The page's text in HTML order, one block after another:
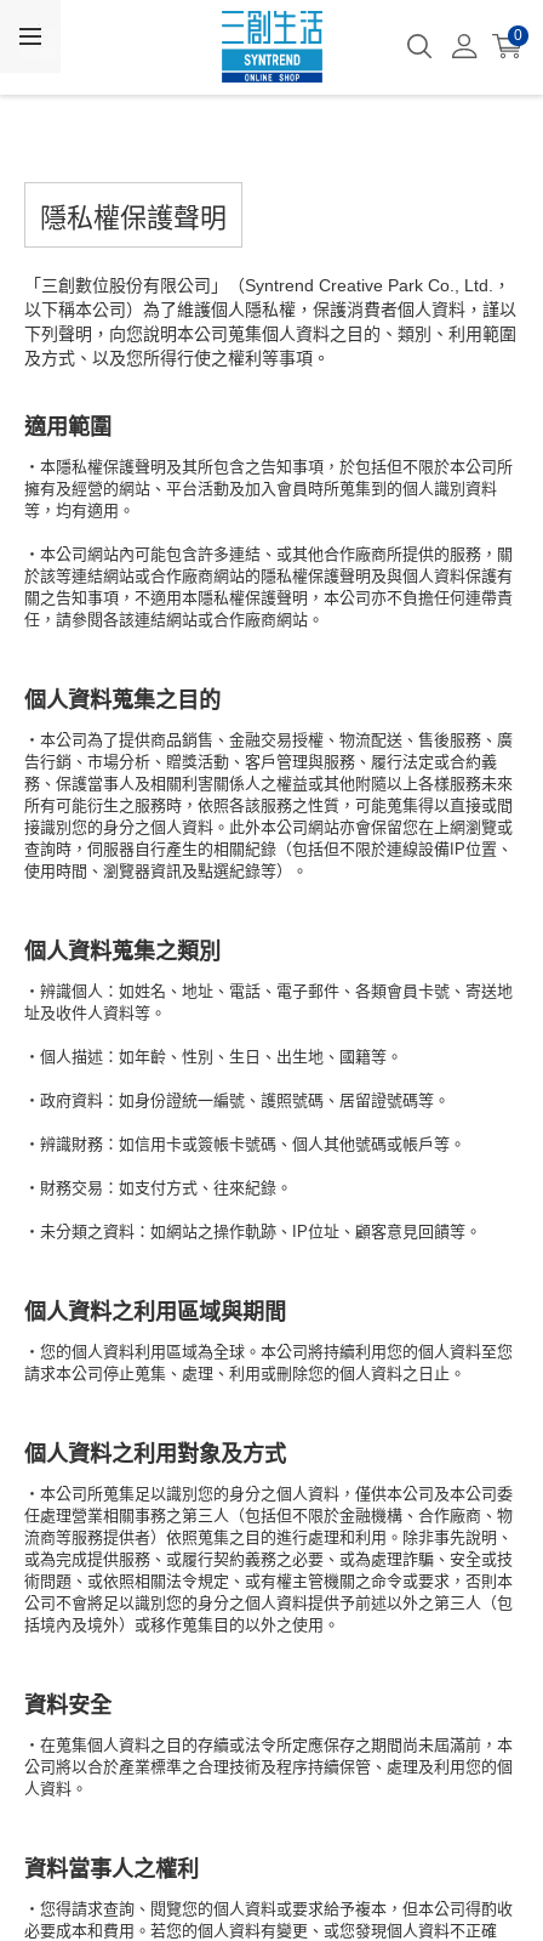
0
隱私權保護聲明
「三創數位股份有限公司」（Syntrend Creative Park Co., Ltd.，
以下稱本公司）為了維護個人隱私權，保護消費者個人資料，謹以
下列聲明，向您說明本公司蒐集個人資料之目的、類別、利用範圍
及方式、以及您所得行使之權利等事項。
適用範圍
・本隱私權保護聲明及其所包含之告知事項，於包括但不限於本公司所
擁有及經營的網站、平台活動及加入會員時所蒐集到的個人識別資料
等，均有適用。
・本公司網站內可能包含許多連結、或其他合作廠商所提供的服務，關
於該等連結網站或合作廠商網站的隱私權保護聲明及與個人資料保護有
關之告知事項，不適用本隱私權保護聲明，本公司亦不負擔任何連帶責
任，請參閱各該連結網站或合作廠商網站。
個人資料蒐集之目的
・本公司為了提供商品銷售、金融交易授權、物流配送、售後服務、廣
告行銷、市場分析、贈獎活動、客戶管理與服務、履行法定或合約義
務、保護當事人及相關利害關係人之權益或其他附隨以上各樣服務未來
所有可能衍生之服務時，依照各該服務之性質，可能蒐集得以直接或間
接識別您的身分之個人資料。此外本公司網站亦會保留您在上網瀏覽或
查詢時，伺服器自行產生的相關紀錄（包括但不限於連線設備IP位置、
使用時間、瀏覽器資訊及點選紀錄等）。
個人資料蒐集之類別
・辨識個人：如姓名、地址、電話、電子郵件、各類會員卡號、寄送地
址及收件人資料等。
・個人描述：如年齡、性別、生日、出生地、國籍等。
・政府資料：如身份證統一編號、護照號碼、居留證號碼等。
・辨識財務：如信用卡或簽帳卡號碼、個人其他號碼或帳戶等。
・財務交易：如支付方式、往來紀錄。
・未分類之資料：如網站之操作軌跡、IP位址、顧客意見回饋等。
個人資料之利用區域與期間
・您的個人資料利用區域為全球。本公司將持續利用您的個人資料至您
請求本公司停止蒐集、處理、利用或刪除您的個人資料之日止。
個人資料之利用對象及方式
・本公司所蒐集足以識別您的身分之個人資料，僅供本公司及本公司委
任處理營業相關事務之第三人（包括但不限於金融機構、合作廠商、物
流商等服務提供者）依照蒐集之目的進行處理和利用。除非事先說明、
或為完成提供服務、或履行契約義務之必要、或為處理詐騙、安全或技
術問題、或依照相關法令規定、或有權主管機關之命令或要求，否則本
公司不會將足以識別您的身分之個人資料提供予前述以外之第三人（包
括境內及境外）或移作蒐集目的以外之使用。
資料安全
・在蒐集個人資料之目的存續或法令所定應保存之期間尚未屆滿前，本
公司將以合於產業標準之合理技術及程序持續保管、處理及利用您的個
人資料。
資料當事人之權利
・您得請求查詢、閱覽您的個人資料或要求給予複本，但本公司得酌收
必要成本和費用。若您的個人資料有變更、或您發現個人資料不正確